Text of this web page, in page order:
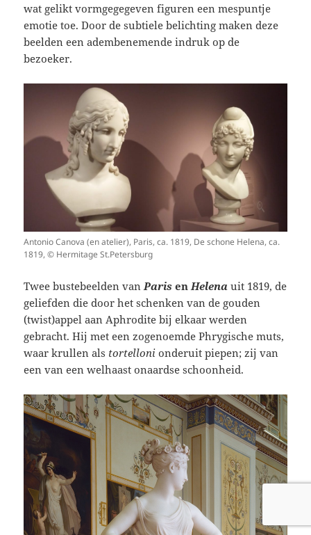
wat gelikt vormgegegeven figuren een mespuntje
emotie toe. Door de subtiele belichting maken deze
beelden een adembenemende indruk op de
bezoeker.
Antonio Canova (en atelier), Paris, ca. 1819, De schone Helena, ca.
1819, © Hermitage St.Petersburg
Twee bustebeelden vanParis enHelena uit 1819, de
geliefden die door het schenken van de gouden
(twist)appel aan Aphrodite bij elkaar werden
gebracht. Hij met een zogenoemde Phrygische muts,
waar krullen als tortelloni onderuit piepen; zij van
een van een welhaast onaardse schoonheid.